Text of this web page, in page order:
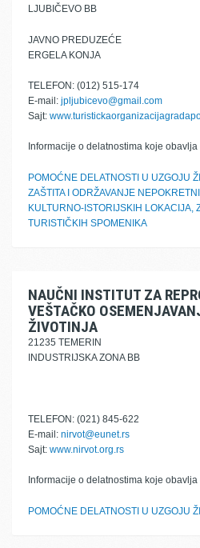
LJUBIČEVO BB
JAVNO PREDUZEĆE
ERGELA KONJA
TELEFON: (012) 515-174
E-mail: jpljubicevo@gmail.com
Sajt:
Informacije o delatnostima koje obavlja
POMOĆNE DELATNOSTI U UZGOJU
ZAŠTITA I ODRŽAVANJE
KULTURNO-ISTORIJSKIH LOKACIJA,
TURISTIČKIH SPOMENIKA
NAUČNI INSTITUT ZA
VEŠTAČKO
ŽIVOTINJA
21235 TEMERIN
INDUSTRIJSKA ZONA BB
TELEFON: (021) 845-622
E-mail: nirvot@eunet.rs
Sajt: www.nirvot.org.rs
Informacije o delatnostima koje obavlja
POMOĆNE DELATNOSTI U UZGOJU